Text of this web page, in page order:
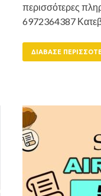
περισσότερες
6972364387
ΔΙΆΒΑΣΕ